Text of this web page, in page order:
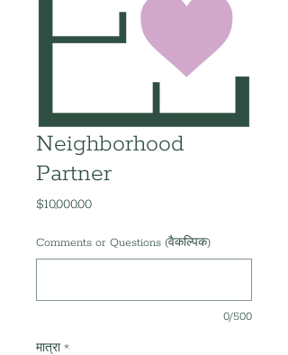
Neighborhood
Partner
$10,000.00मूल्य
Comments or Questions (वैकल्पिक)
0/500
मात्रा *